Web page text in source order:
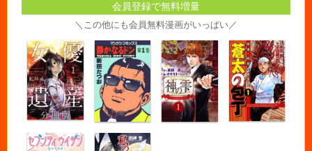
会員登録で無料増量
＼この他にも会員無料漫画がいっぱい／